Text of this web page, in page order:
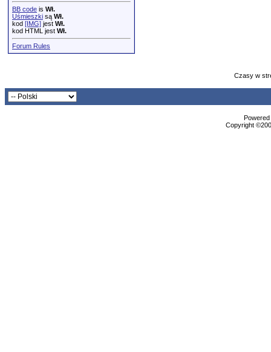
BB code is Wł.
Uśmieszki są Wł.
kod [IMG] jest Wł.
kod HTML jest Wł.
Forum Rules
Czasy w
Copyright